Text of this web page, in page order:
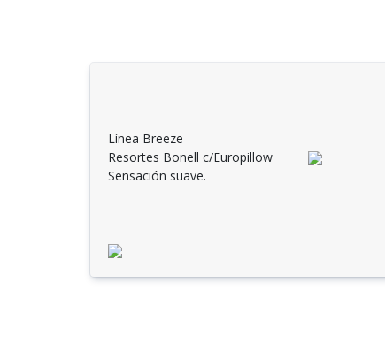
Línea Breeze
Resortes Bonell c/Europillow
Sensación suave.